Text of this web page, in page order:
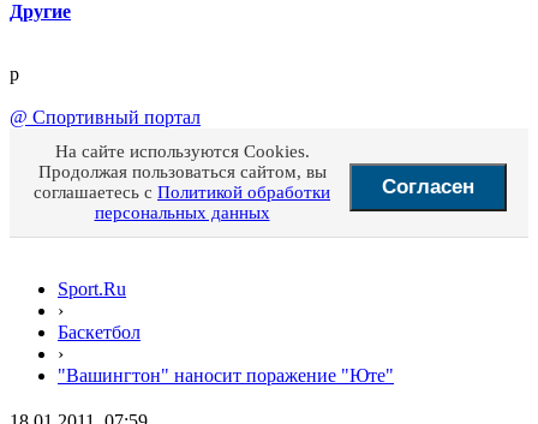
Другие
p
@ Спортивный портал
На сайте используются Cookies.
Продолжая пользоваться сайтом, вы
соглашаетесь с Политикой обработки
персональных данных
Согласен
Sport.Ru
›
Баскетбол
›
"Вашингтон" наносит поражение "Юте"